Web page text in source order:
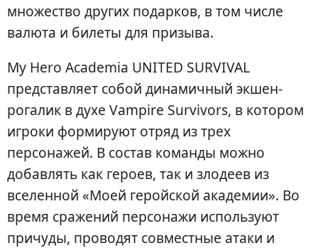
множество других подарков, в том числе
валюта и билеты для призыва.
My Hero Academia UNITED SURVIVAL
представляет собой динамичный экшен-
рогалик в духе Vampire Survivors, в котором
игроки формируют отряд из трех
персонажей. В состав команды можно
добавлять как героев, так и злодеев из
вселенной «Моей геройской академии». Во
время сражений персонажи используют
причуды, проводят совместные атаки и